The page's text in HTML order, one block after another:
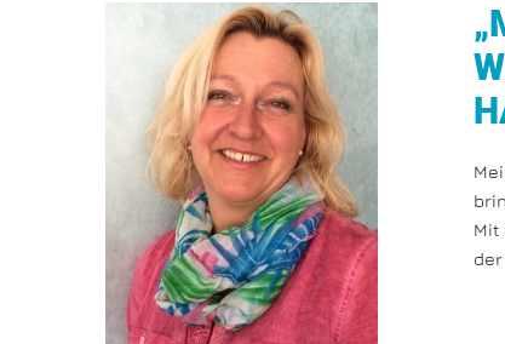
Mit